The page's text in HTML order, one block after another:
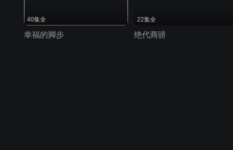
40集全
幸福的脚步
22集全
绝代商骄